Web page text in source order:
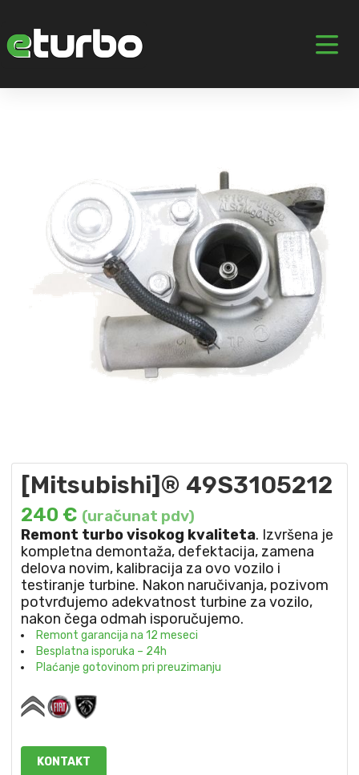
[Mitsubishi]® 49S3105212
240 € (uračunat pdv)
Remont turbo visokog kvaliteta. Izvršena je
kompletna demontaža, defektacija, zamena
delova novim, kalibracija za ovo vozilo i
testiranje turbine. Nakon naručivanja, pozivom
potvrđujemo adekvatnost turbine za vozilo,
nakon čega odmah isporučujemo.
Remont garancija na 12 meseci
Besplatna isporuka – 24h
Plaćanje gotovinom pri preuzimanju
KONTAKT